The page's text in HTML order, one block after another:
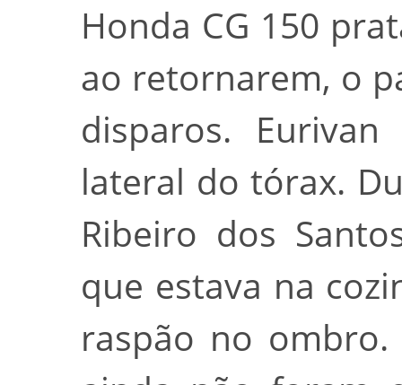
Honda CG 150
ao retornarem, o
disparos.
lateral do tórax.
Ribeiro dos
que estava na
raspão no